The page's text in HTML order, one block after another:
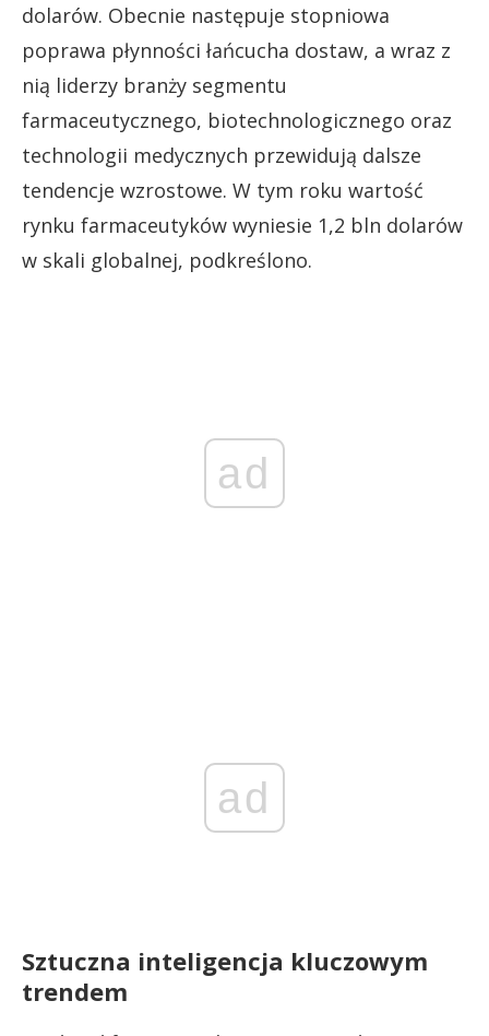
dolarów. Obecnie następuje stopniowa
poprawa płynności łańcucha dostaw, a wraz z
nią liderzy branży segmentu
farmaceutycznego, biotechnologicznego oraz
technologii medycznych przewidują dalsze
tendencje wzrostowe. W tym roku wartość
rynku farmaceutyków wyniesie 1,2 bln dolarów
w skali globalnej, podkreślono.
ad
ad
Sztuczna inteligencja kluczowym
trendem